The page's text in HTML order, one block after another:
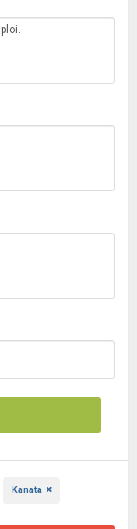
Kanata